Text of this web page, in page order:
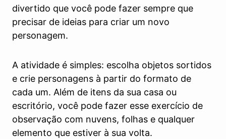
divertido que você pode fazer sempre que
precisar de ideias para criar um novo
personagem.
A atividade é simples: escolha objetos sortidos
e crie personagens à partir do formato de
cada um. Além de itens da sua casa ou
escritório, você pode fazer esse exercício de
observação com nuvens, folhas e qualquer
elemento que estiver à sua volta.